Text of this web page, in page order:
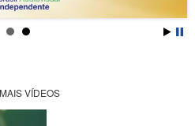
MAIS VÍDEOS